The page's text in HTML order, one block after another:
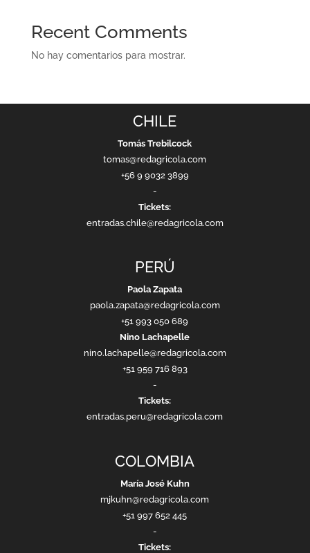
Recent Comments
No hay comentarios para mostrar.
CHILE
Tomás Trebilcock
tomas@redagricola.com
+56 9 9032 3899
-
Tickets:
entradas.chile@redagricola.com
PERÚ
Paola Zapata
paola.zapata@redagricola.com
+51 993 050 689
Nino Lachapelle
nino.lachapelle@redagricola.com
+51 959 716 893
-
Tickets:
entradas.peru@redagricola.com
COLOMBIA
María José Kuhn
mjkuhn@redagricola.com
+51 997 652 445
-
Tickets: